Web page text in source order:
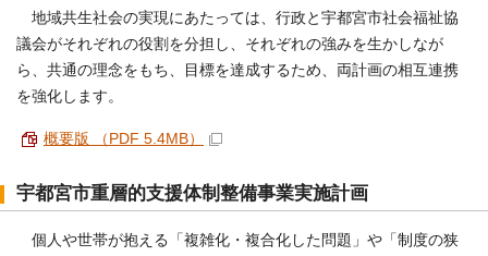
地域共生社会の実現にあたっては、行政と宇都宮市社会福祉協
議会がそれぞれの役割を分担し、それぞれの強みを生かしなが
ら、共通の理念をもち、目標を達成するため、両計画の相互連携
を強化します。
概要版 （PDF 5.4MB）
宇都宮市重層的支援体制整備事業実施計画
個人や世帯が抱える「複雑化・複合化した問題」や「制度の狭